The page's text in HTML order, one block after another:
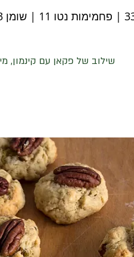
שילוב של פקאן עם קינמון,